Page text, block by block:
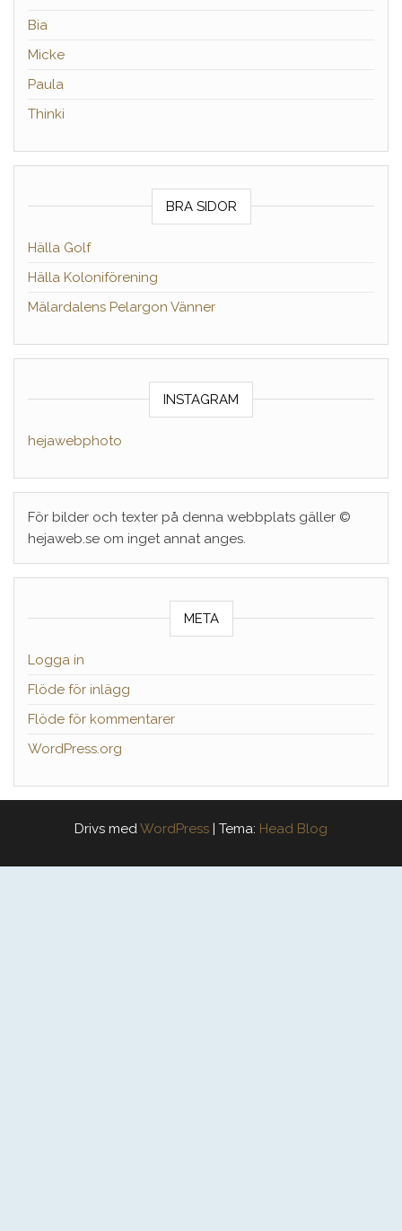
Bia
Micke
Paula
Thinki
BRA SIDOR
Hälla Golf
Hälla Koloniförening
Mälardalens Pelargon Vänner
INSTAGRAM
hejawebphoto
För bilder och texter på denna webbplats gäller ©
hejaweb.se om inget annat anges.
META
Logga in
Flöde för inlägg
Flöde för kommentarer
WordPress.org
Drivs med WordPress | Tema: Head Blog